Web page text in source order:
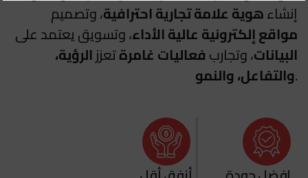
إنشاءهوية علامة تجارية احترافية، وتصميم
مواقع إلكترونية عالية الأداء، وتسويق يعتمد على
البيانات، وتجاربفعاليات غامرةتعززالرؤية،
والتفاعل، والنمو.